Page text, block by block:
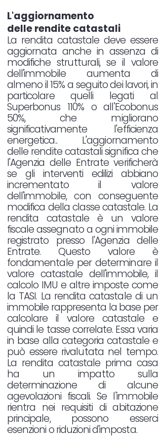
L'aggiornamento
delle rendite catastali
La rendita catastale deve essere
aggiornata anche in assenza di
modifiche strutturali, se il valore
dell'immobile aumenta di
almeno il 15% a seguito dei lavori, in
particolare quelli legati al
Superbonus 110% o all'Ecobonus
50%, che migliorano
significativamente l'efficienza
energetica.. L'aggiornamento
delle rendite catastali significa che
l'Agenzia delle Entrate verificherà
se gli interventi edilizi abbiano
incrementato il valore
dell'immobile, con conseguente
modifica della classe catastale. La
rendita catastale è un valore
fiscale assegnato a ogni immobile
registrato presso l'Agenzia delle
Entrate. Questo valore è
fondamentale per determinare il
valore catastale dell'immobile, il
calcolo IMU e altre imposte come
la TASI. La rendita catastale di un
immobile rappresenta la base per
calcolare il valore catastale e
quindi le tasse correlate. Essa varia
in base alla categoria catastale e
può essere rivalutata nel tempo.
La rendita catastale prima casa
ha un impatto sulla
determinazione di alcune
agevolazioni fiscali. Se l'immobile
rientra nei requisiti di abitazione
principale, possono esserci
esenzioni o riduzioni d'imposta.